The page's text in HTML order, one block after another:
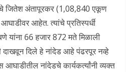
जितेश अंतापूरकर (1,08,840 एकूण
आहेत. त्यांचे प्रतिस्पर्धी
यांना 66 हजार 872 मते मिळाली
दाखवून दिले हे नांदेड आहे पंढरपूर नव्हे
आघाडीतील नांदेडचे कार्यकर्त्यांनी व्यक्त